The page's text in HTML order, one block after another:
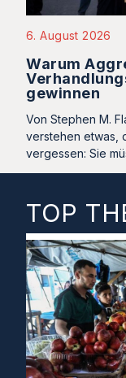
6. August 2026
Warum
gewinnen
Von Stephen M.
verstehen etwas,
vergessen: Sie
TOP